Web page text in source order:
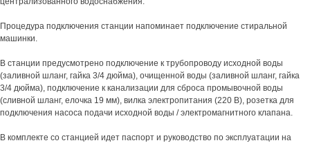
Процедура подключения станции напоминает подключение стиральной
машинки.
В станции предусмотрено подключение к трубопроводу исходной воды
(заливной шланг, гайка 3/4 дюйма), очищенной воды (заливной шланг, гайка
3/4 дюйма), подключение к канализации для сброса промывочной воды
(сливной шланг, елочка 19 мм), вилка электропитания (220 В), розетка для
подключения насоса подачи исходной воды / электромагнитного клапана.
В комплекте со станцией идет паспорт и руководство по эксплуатации на